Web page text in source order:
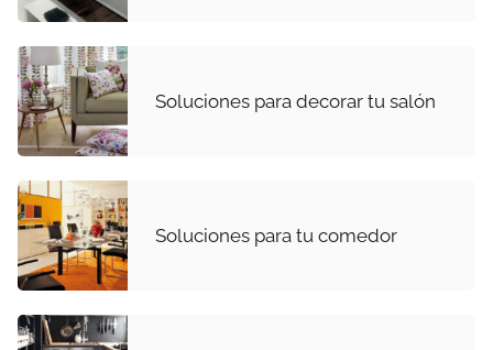
Soluciones para decorar tu salón
Soluciones para tu comedor